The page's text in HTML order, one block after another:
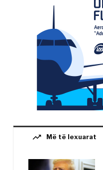
trending_up Më të lexuarat